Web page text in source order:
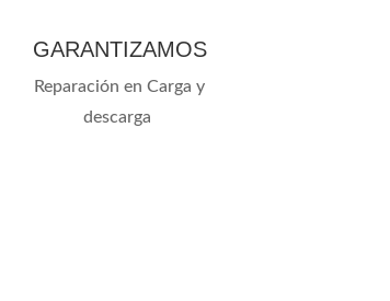
GARANTIZAMOS
Reparación en Carga y
descarga